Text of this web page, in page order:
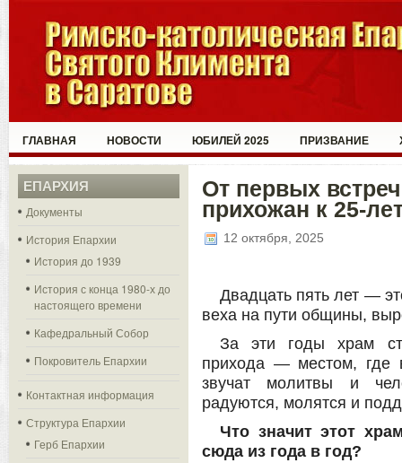
ГЛАВНАЯ НОВОСТИ ЮБИЛЕЙ 2025 ПРИЗВАНИЕ
ЕПАРХИЯ
Документы
История Епархии
История до 1939
История с конца 1980-х до
настоящего времени
Кафедральный Собор
Покровитель Епархии
Контактная информация
Структура Епархии
Герб Епархии
От первых
прихожан к 25-
12 октября, 2025
Двадцать пять лет —
веха на пути общины,
За эти годы храм
прихода — местом, где
звучат молитвы и
радуются, молятся и
Что значит этот
сюда из года в год?